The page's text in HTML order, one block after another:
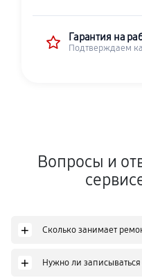
Гарантия на
Подтверждаем
Вопросы и
+ Сколько занимает
+ Нужно ли записываться